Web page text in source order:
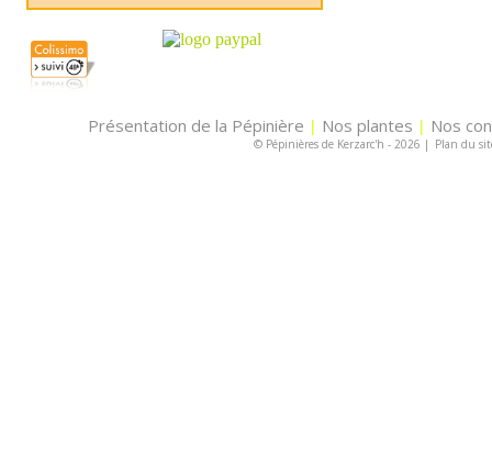
Présentation de la Pépinière | Nos plantes | Nos
© Pépinières de Kerzarc'h - 2026 | Plan du